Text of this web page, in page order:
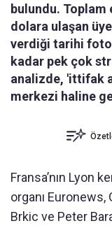
bulundu.
dolara ulaşan
verdiği tarihi
kadar pek çok
analizde, 'ittifak
merkezi haline
Fransa’nın Lyon
organı Euronews,
Brkic ve Peter